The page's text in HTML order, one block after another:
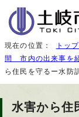
現在の位置： トッ
間 市内の出来事を
ら住民を守るー水防
水害から住